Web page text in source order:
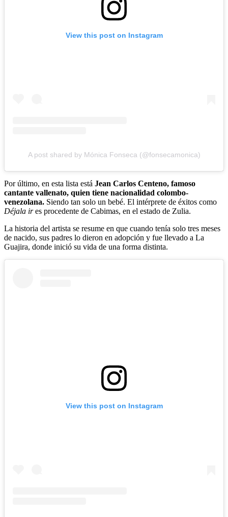
View this post on Instagram
A post shared by Mónica Fonseca (@fonsecamonica)
Por último, en esta lista está Jean Carlos Centeno, famoso
cantante vallenato, quien tiene nacionalidad colombo-
venezolana. Siendo tan solo un bebé. El intérprete de éxitos como
Déjala ires procedente de Cabimas, en el estado de Zulia.
La historia del artista se resume en que cuando tenía solo tres meses
de nacido, sus padres lo dieron en adopción y fue llevado a La
Guajira, donde inició su vida de una forma distinta.
View this post on Instagram